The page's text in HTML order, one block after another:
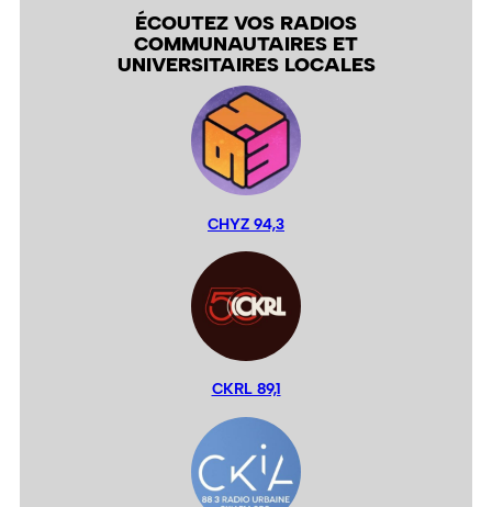
ÉCOUTEZ VOS RADIOS
COMMUNAUTAIRES ET
UNIVERSITAIRES LOCALES
CHYZ 94,3
CKRL 89,1